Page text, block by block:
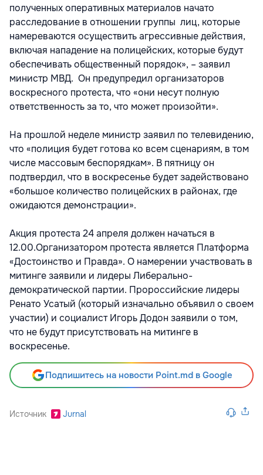
полученных оперативных материалов начато
расследование в отношении группы лиц, которые
намереваются осуществить агрессивные действия,
включая нападение на полицейских, которые будут
обеспечивать общественный порядок», – заявил
министр МВД. Он предупредил организаторов
воскресного протеста, что «они несут полную
ответственность за то, что может произойти».
На прошлой неделе министр заявил по телевидению,
что «полиция будет готова ко всем сценариям, в том
числе массовым беспорядкам». В пятницу он
подтвердил, что в воскресенье будет задействовано
«большое количество полицейских в районах, где
ожидаются демонстрации».
Акция протеста 24 апреля должен начаться в
12.00.Организатором протеста является Платформа
«Достоинство и Правда». О намерении участвовать в
митинге заявили и лидеры Либерально-
демократической партии. Пророссийские лидеры
Ренато Усатый (который изначально объявил о своем
участии) и социалист Игорь Додон заявили о том,
что не будут присутствовать на митинге в
воскресенье.
Подпишитесь на новости Point.md в Google
Источник Jurnal